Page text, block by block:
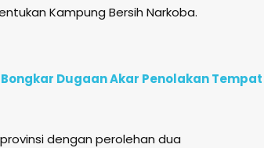
Kampung Bersih Narkoba.
Dugaan Akar Penolakan Tempat
dengan perolehan dua